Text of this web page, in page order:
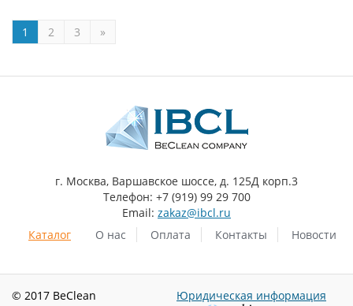
1 2 3 »
г. Москва, Варшавское шоссе, д. 125Д корп.3
Телефон: +7 (919) 99 29 700
Email: zakaz@ibcl.ru
Каталог
О нас Оплата Контакты Новости
© 2017 BeClean Юридическая информация